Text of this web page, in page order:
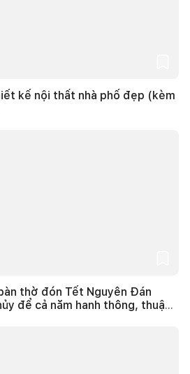
kế nội thất nhà phố đẹp (kèm
thờ đón Tết Nguyên Đán
để cả năm hanh thông, thuận